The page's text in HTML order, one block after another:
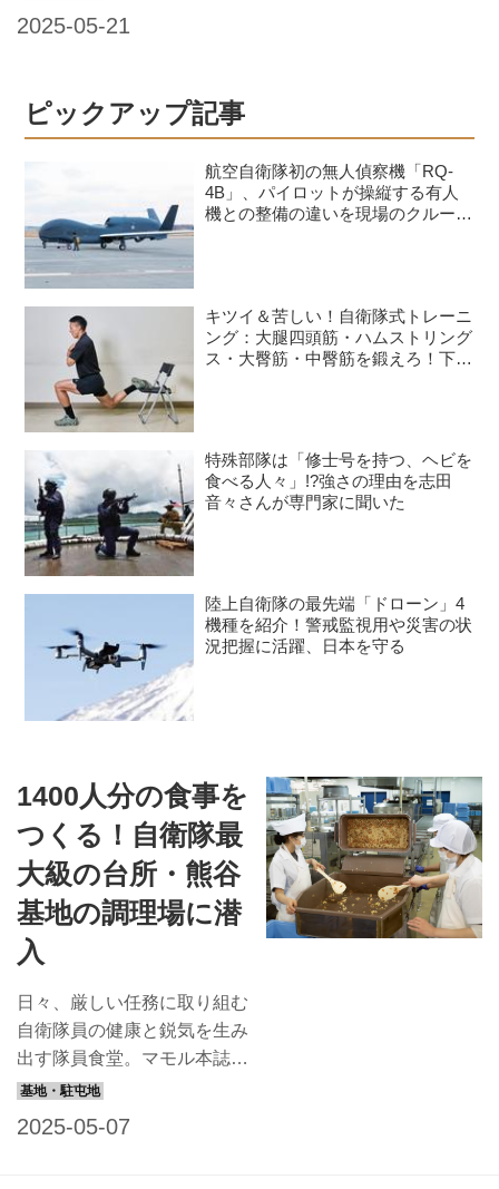
す。どうすれば楽に調理でき
今回は給養員の任務や、航空
自衛隊熊谷基地（埼玉県）で
紹介する。 【熊谷基地隊員
食堂情報】 喫食数：最大
1400食 特徴：1度に約700人
が食事できる広さ。大きな窓
から光が入り明るい 雰囲
気：新入隊員教育を行ってい
るので、若い隊員が多く活気
に満ちあふれている 人気メ
ニュー：熊谷基地オリジナル
空上げ（深谷ねぎを使用した
オリジナルソースをかける）
25人の給養員が分担して毎
回の食事を調理、...
ピックアップ記事
航空自衛隊初の無人偵察機「RQ-
4B」、パイロットが操縦する有人
機との整備の違いを現場のクルーが
キツイ＆苦しい！自衛隊式トレーニ
ング：大腿四頭筋・ハムストリング
ス・大臀筋・中臀筋を鍛えろ！下半
特殊部隊は「修士号を持つ、ヘビを
食べる人々」!?強さの理由を志田
音々さんが専門家に聞いた
陸上自衛隊の最先端「ドローン」4
機種を紹介！警戒監視用や災害の状
況把握に活躍、日本を守る
1400人分の食事を
つくる！自衛隊最
大級の台所・熊谷
基地の調理場に潜
入
日々、厳しい任務に取り組む
自衛隊員の健康と鋭気を生み
出す隊員食堂。マモル本誌で
は連載ページ「隊員食堂」で